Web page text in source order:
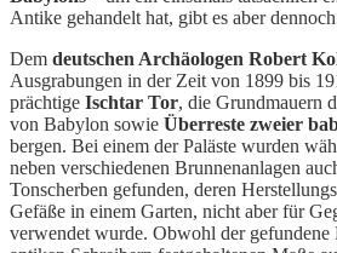
Antike gehandelt hat, gibt es aber
Dem deutschen Archäologen Robert
Ausgrabungen in der Zeit von 1899 bis
prächtige Ischtar Tor, die Grundmauern
von Babylon sowie Überreste zweier
bergen. Bei einem der Paläste wurden
neben verschiedenen Brunnenanlagen
Tonscherben gefunden, deren
Gefäße in einem Garten, nicht aber für
verwendet wurde. Obwohl der gefundene